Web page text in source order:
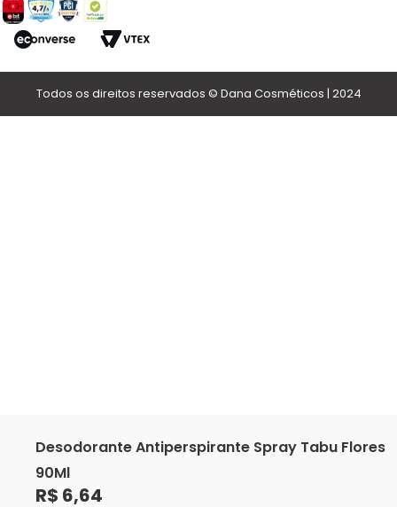
Desodorante Antiperspirante Spray Tabu Flores
90Ml
R$ 6,64
Todos os direitos reservados © Dana Cosméticos | 2024